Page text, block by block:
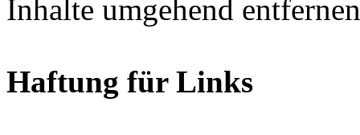
Inhalte umgehend
Haftung für Links